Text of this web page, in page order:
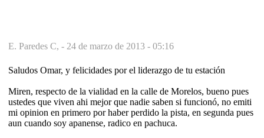
E. Paredes C, - 24 de marzo de 2013 - 05:16
Saludos Omar, y felicidades por el liderazgo de tu estación
Miren, respecto de la vialidad en la calle de Morelos, bueno pues
ustedes que viven ahi mejor que nadie saben si funcionó, no emiti
mi opinion en primero por haber perdido la pista, en segunda pues
aun cuando soy apanense, radico en pachuca.